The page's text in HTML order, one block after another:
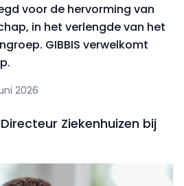
voor de hervorming van
in het verlengde van het
GIBBIS verwelkomt
2026
Ziekenhuizen bij